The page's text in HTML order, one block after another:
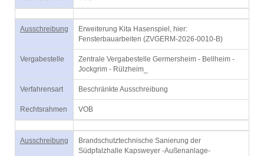
Ausschreibung
Erweiterung Kita Hasenspiel, hier:
Fensterbauarbeiten (ZVGERM-2026-0010-B)
Vergabestelle
Zentrale Vergabestelle Germersheim - Bellheim -
Jockgrim - Rülzheim_
Verfahrensart Beschränkte Ausschreibung
Rechtsrahmen VOB
Ausschreibung
Brandschutztechnische Sanierung der
Südpfalzhalle Kapsweyer -Außenanlage-